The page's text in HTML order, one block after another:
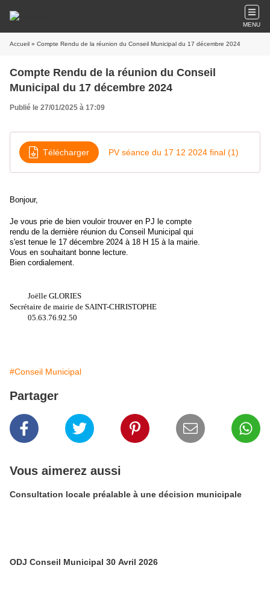
MENU
Accueil » Compte Rendu de la réunion du Conseil Municipal du 17 décembre 2024
Compte Rendu de la réunion du Conseil
Municipal du 17 décembre 2024
Publié le 27/01/2025 à 17:09
Télécharger PV séance du 17 12 2024 final (1)
Bonjour,
Je vous prie de bien vouloir trouver en PJ le compte
rendu de la dernière réunion du Conseil Municipal qui
s'est tenue le 17 décembre 2024 à 18 H 15 à la mairie.
Vous en souhaitant bonne lecture.
Bien cordialement.
Joëlle GLORIES
Secrétaire de mairie de SAINT-CHRISTOPHE
05.63.76.92.50
#Conseil Municipal
Partager
Vous aimerez aussi
Consultation locale préalable à une décision municipale
ODJ Conseil Municipal 30 Avril 2026